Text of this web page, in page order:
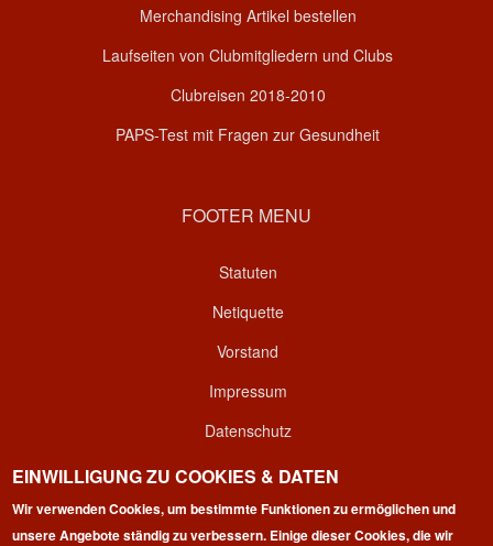
Merchandising Artikel bestellen
Laufseiten von Clubmitgliedern und Clubs
Clubreisen 2018-2010
PAPS-Test mit Fragen zur Gesundheit
FOOTER MENU
Statuten
Netiquette
Vorstand
Impressum
Datenschutz
Kontakt
Login
EINWILLIGUNG ZU COOKIES & DATEN
Wir verwenden Cookies, um bestimmte Funktionen zu ermöglichen und
unsere Angebote ständig zu verbessern. Einige dieser Cookies, die wir